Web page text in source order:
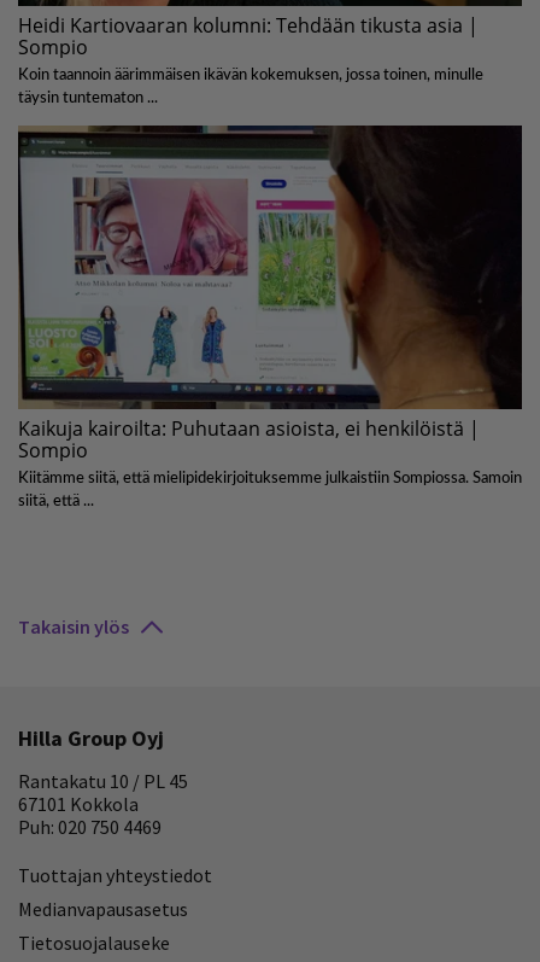
Takaisin ylös
Hilla Group Oyj
Rantakatu 10 / PL 45
67101 Kokkola
Puh: 020 750 4469
Tuottajan yhteystiedot
Medianvapausasetus
Tietosuojalauseke